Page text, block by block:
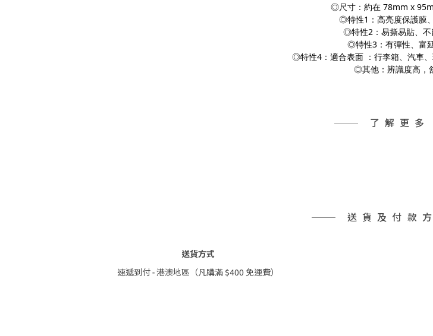
◎尺寸：約在 78mm x
◎特性1：高亮度保護膜
◎特性2：易撕易貼、不
◎特性3：有彈性、富
◎特性4：適合表面 ：行李箱、汽車、
◎其他：辨識度高，
了解更多
送貨及付款
送貨方式
速遞到付 - 港澳地區（凡購滿 $400 免運費）